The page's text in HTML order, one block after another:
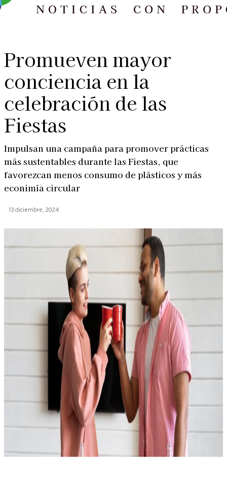
Promueven mayor
conciencia en la
celebración de las
Fiestas
Impulsan una campaña para promover prácticas
más sustentables durante las Fiestas, que
favorezcan menos consumo de plásticos y más
econimía circular
13 diciembre, 2024